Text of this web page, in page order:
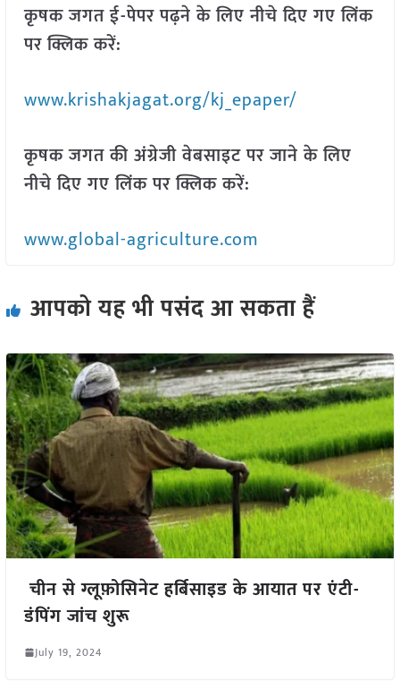
कृषक जगत ई-पेपर पढ़ने के लिए नीचे दिए गए लिंक
पर क्लिक करें:
www.krishakjagat.org/kj_epaper/
कृषक जगत की अंग्रेजी वेबसाइट पर जाने के लिए
नीचे दिए गए लिंक पर क्लिक करें:
www.global-agriculture.com
आपको यह भी पसंद आ सकता हैं
चीन से ग्लूफ़ोसिनेट हर्बिसाइड के आयात पर एंटी-
डंपिंग जांच शुरू
July 19, 2024